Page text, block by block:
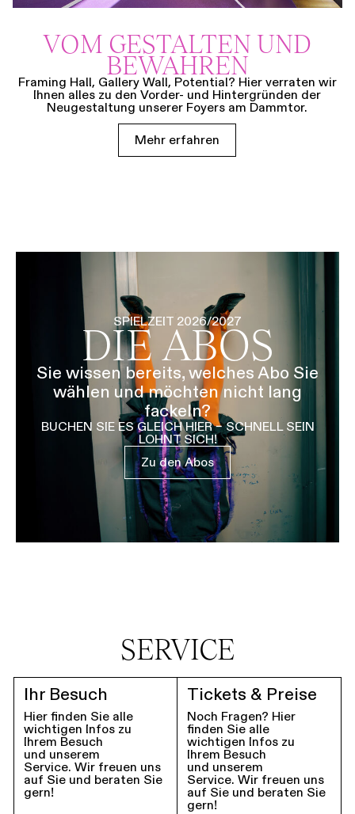
VOM GESTALTEN UND
BEWAHREN
Framing Hall, Gallery Wall, Potential? Hier verraten wir
Ihnen alles zu den Vorder- und Hintergründen der
Neugestaltung unserer Foyers am Dammtor.
Mehr erfahren
SPIELZEIT 2026/2027
DIE ABOS
Sie wissen bereits, welches Abo Sie
wählen und möchten nicht lang
fackeln?
BUCHEN SIE ES GLEICH HIER – SCHNELL SEIN
LOHNT SICH!
Zu den Abos
SERVICE
Ihr Besuch
Hier finden Sie alle
wichtigen Infos zu
Ihrem Besuch
und unserem
Service. Wir freuen uns
auf Sie und beraten Sie
gern!
Tickets & Preise
Noch Fragen? Hier
finden Sie alle
wichtigen Infos zu
Ihrem Besuch
und unserem
Service. Wir freuen uns
auf Sie und beraten Sie
gern!